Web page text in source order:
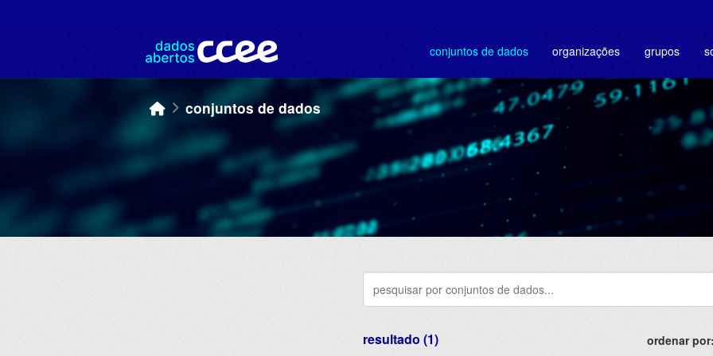
conjuntos de dados organizações grupos
conjuntos de dados
ordenar por
resultado (1)